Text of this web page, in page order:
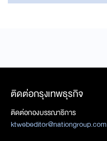
ติดต่อกรุงเทพธุรกิจ
ติดต่อกองบรรณาธิการ
ktwebeditor@nationgroup.com